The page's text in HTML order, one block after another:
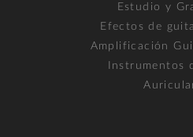
Estudio y
Efectos de
Amplificación
Instrumentos